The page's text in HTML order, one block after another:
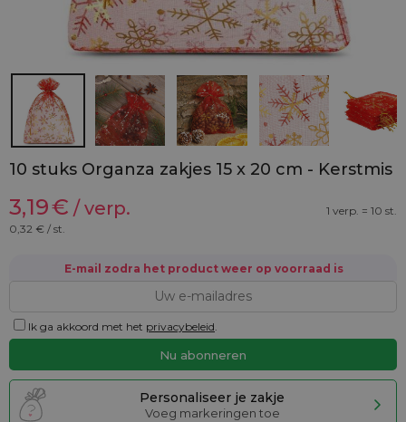
10 stuks Organza zakjes 15 x 20 cm - Kerstmis
3,19€ / verp.
1 verp. = 10 st.
0,32 € / st.
E-mail zodra het product weer op voorraad is
Ik ga akkoord met het privacybeleid.
Personaliseer je zakje
Voeg markeringen toe